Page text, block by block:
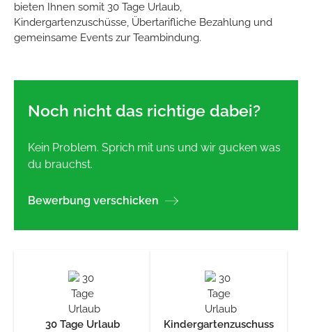
bieten Ihnen somit 30 Tage Urlaub,
Kindergartenzuschüsse, Übertarifliche Bezahlung und
gemeinsame Events zur Teambindung.
Noch nicht das richtige dabei?
Kein Problem. Sprich mit uns und wir gucken was
du brauchst.
Bewerbung verschicken
30 Tage Urlaub Kindergartenzuschuss